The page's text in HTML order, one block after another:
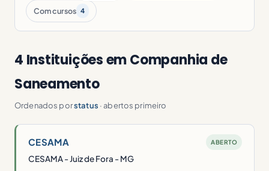
Com cursos 4
4 Instituições em Companhia de
Saneamento
Ordenados porstatus · abertos primeiro
CESAMA ABERTO
CESAMA - Juiz de Fora - MG